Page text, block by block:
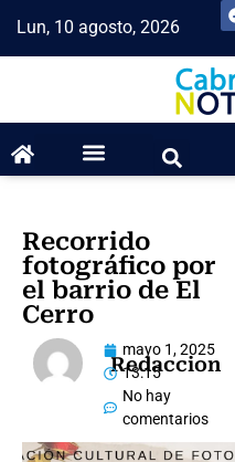
Lun, 10 agosto, 2026
Recorrido
fotográfico por
el barrio de El
Cerro
Redaccion
mayo 1, 2025
13:15
No hay
comentarios